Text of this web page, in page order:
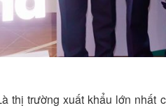
thị trường xuất khẩu lớn nhất